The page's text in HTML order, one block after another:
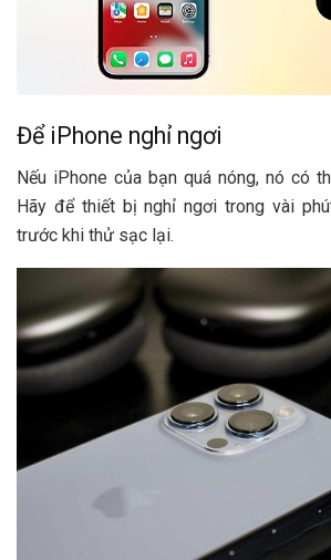
Để iPhone nghỉ ngơi
Nếu iPhone của bạn quá nóng, nó có
Hãy để thiết bị nghỉ ngơi trong vài
trước khi thử sạc lại.